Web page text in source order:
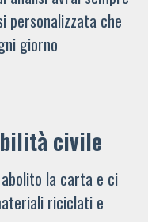
personalizzata che
giorno
civile
la carta e ci
riciclati e